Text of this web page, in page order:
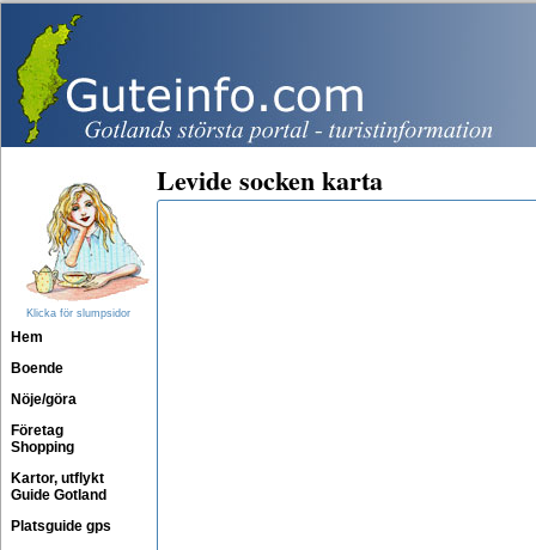
Klicka för slumpsidor
Hem
Boende
Nöje/göra
Företag
Shopping
Kartor, utflykt
Guide Gotland
Platsguide gps
Levide socken karta